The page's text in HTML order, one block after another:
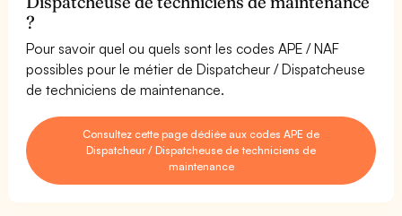
?
Pour savoir quel ou quels sont les codes APE / NAF
possibles pour le métier de Dispatcheur / Dispatcheuse
de techniciens de maintenance.
Consultez cette page dédiée aux codes APE de
Dispatcheur / Dispatcheuse de techniciens de
maintenance